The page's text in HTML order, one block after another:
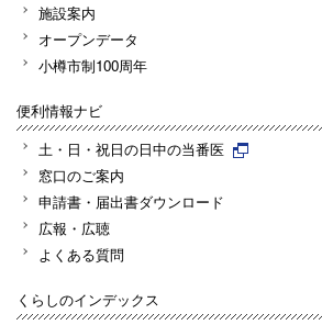
施設案内
オープンデータ
小樽市制100周年
便利情報ナビ
土・日・祝日の日中の当番医
窓口のご案内
申請書・届出書ダウンロード
広報・広聴
よくある質問
くらしのインデックス